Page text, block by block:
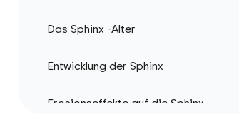
Das Sphinx -Alter
Entwicklung der Sphinx
Erosionseffekte auf die Sphinx